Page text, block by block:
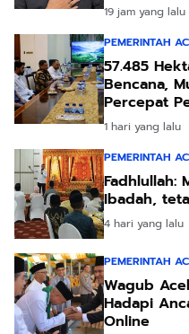
19 jam yang lalu
PEMERINTAH
57.485
Bencana,
Percepat
1 hari yang lalu
PEMERINTAH
Fadhlullah:
Ibadah,
4 hari yang lalu
PEMERINTAH
Wagub
Hadapi
Online